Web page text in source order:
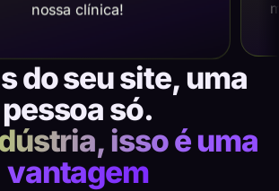
nossa clínica!
do seu site, uma
pessoa só.
isso é uma
vantagem